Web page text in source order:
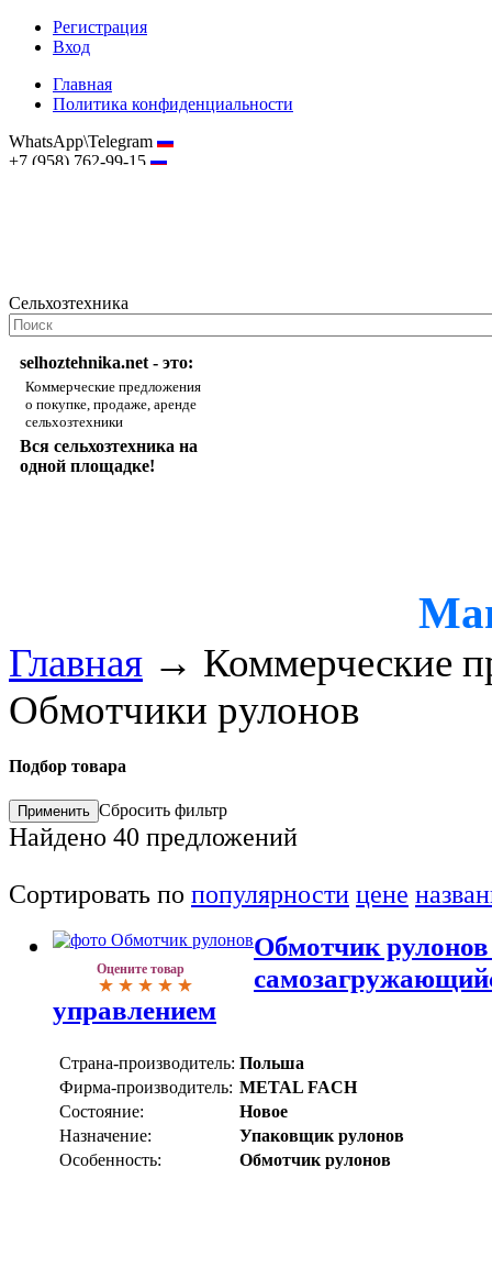
Регистрация
Вход
Главная
Политика конфиденциальности
WhatsApp\Telegram
+7 (958) 762-99-15
Сельхозтехника
selhoztehnika.net - это:
Коммерческие предложения
о покупке, продаже, аренде
сельхозтехники
Вся сельхозтехника на
одной площадке!
Главная → Коммерческие
Обмотчики рулонов
Подбор товара
Сбросить фильтр
Найдено 40 предложений
Сортировать по популярности цене
Оцените товар
Обмотчик
управлением
Страна-производитель: Польша
Фирма-производитель: METAL FACH
Состояние:
Новое
Назначение:
Упаковщик рулонов
Особенность:
Обмотчик рулонов